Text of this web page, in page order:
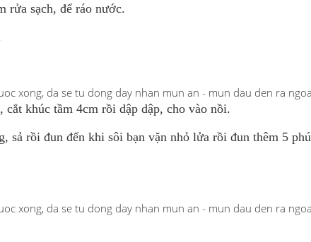
rửa sạch, để ráo nước.
khúc tầm 4cm rồi dập dập, cho vào nồi.
sả rồi đun đến khi sôi bạn vặn nhỏ lửa rồi đun thêm 5